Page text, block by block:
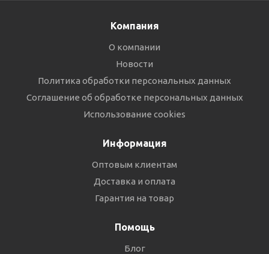
Компания
О компании
Новости
Политика обработки персональных данных
Соглашение об обработке персональных данных
Использование cookies
Информация
Оптовым клиентам
Доставка и оплата
Гарантия на товар
Помощь
Блог